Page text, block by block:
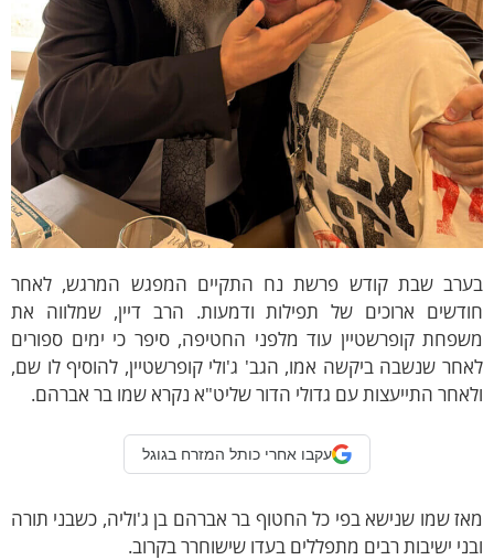
שבת קודש פרשת נח התקיים המפגש המרגש, לאחר
ארוכים של תפילות ודמעות. הרב דיין, שמלווה את
קופרשטיין עוד מלפני החטיפה, סיפר כי ימים ספורים
שנשבה ביקשה אמו, הגב' ג'ולי קופרשטיין, להוסיף לו שם,
התייעצות עם גדולי הדור שליט"א נקרא שמו בר אברהם.
עקבו אחרי כותל המזרח בגוגל
שמו שנישא בפי כל החטוף בר אברהם בן ג'וליה, כשבני תורה
ישיבות רבים מתפללים בעדו שישוחרר בקרוב.